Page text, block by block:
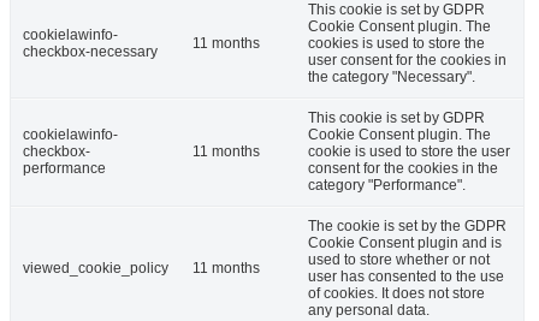
cookielawinfo-
checkbox-necessary
11 months
This cookie is set by GDPR
Cookie Consent plugin. The
cookies is used to store the
user consent for the cookies in
the category "Necessary".
cookielawinfo-
checkbox-
performance
11 months
This cookie is set by GDPR
Cookie Consent plugin. The
cookie is used to store the user
consent for the cookies in the
category "Performance".
viewed_cookie_policy 11 months
The cookie is set by the GDPR
Cookie Consent plugin and is
used to store whether or not
user has consented to the use
of cookies. It does not store
any personal data.